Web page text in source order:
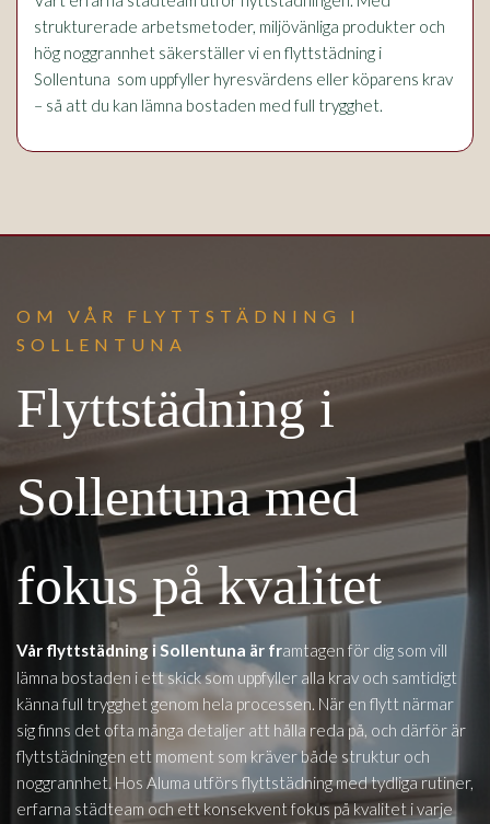
strukturerade arbetsmetoder, miljövänliga produkter och
hög noggrannhet säkerställer vi en flyttstädning i
Sollentuna som uppfyller hyresvärdens eller köparens krav
– så att du kan lämna bostaden med full trygghet.
OM VÅR FLYTTSTÄDNING I
SOLLENTUNA
Flyttstädning i
Sollentuna med
fokus på kvalitet
Vår flyttstädning i Sollentuna är framtagen för dig som vill
lämna bostaden i ett skick som uppfyller alla krav och samtidigt
känna full trygghet genom hela processen. När en flytt närmar
sig finns det ofta många detaljer att hålla reda på, och därför är
flyttstädningen ett moment som kräver både struktur och
noggrannhet. Hos Aluma utförs flyttstädning med tydliga rutiner,
erfarna städteam och ett konsekvent fokus på kvalitet i varje